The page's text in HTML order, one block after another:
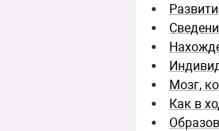
Мозг,
Как в